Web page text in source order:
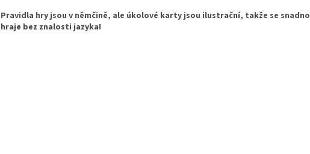
Pravidla hry jsou v němčině, ale úkolové karty jsou ilustrační, takže se snadno
hraje bez znalosti jazyka!